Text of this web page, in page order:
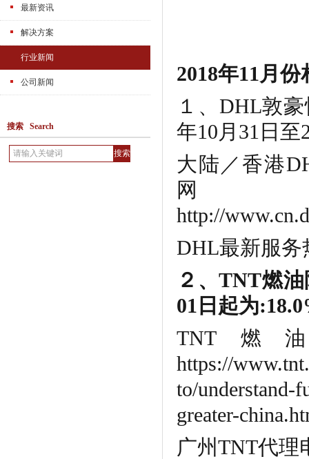
最新资讯
解决方案
行业新闻
公司新闻
搜索 Search
2018年11月
１、DHL敦
年10月31日至
大陆／香港
http://
DHL最新服务
２、TNT燃油
01日起为
TNT燃
https://
to/understand-
greater-
广州TNT代理